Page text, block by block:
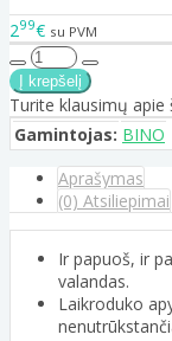
299€ su PVM
Turite klausimų apie
Gamintojas: BINO
Aprašymas
(0) Atsiliepimai
Ir papuoš, ir
valandas.
Laikroduko